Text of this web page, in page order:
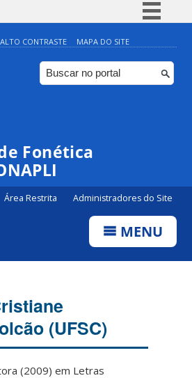
Simplifique!
Comunica BR
Participe
Canais
ALTO CONTRASTE MAPA DO SITE
Fonética
Área Restrita Administradores do Site
MENU
(UFSC)
(2009) em Letras